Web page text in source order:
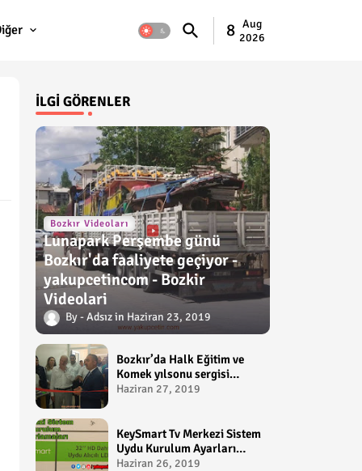
8 Aug
2026
İLGI GÖRENLER
Bozkır Videoları
Lunapark Perşembe günü
Bozkır'da faaliyete geçiyor -
yakupcetincom - Bozkir
Videolari
Adsız Haziran 23, 2019
Bozkır’da Halk Eğitim ve
Komek yılsonu sergisi
gerçekleştirildi-
Haziran 27, 2019
KeySmart Tv Merkezi Sistem
Uydu Kurulum Ayarları
Video anlatım -
Haziran 26, 2019